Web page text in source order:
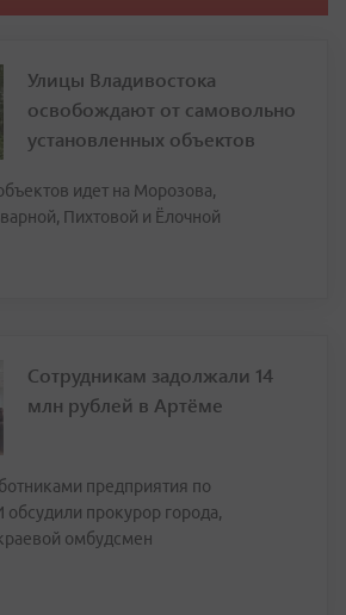
Улицы Владивостока
освобождают от самовольно
установленных объектов
идет на Морозова,
Пихтовой и Ёлочной
Сотрудникам задолжали 14
млн рублей в Артёме
предприятия по
прокурор города,
омбудсмен